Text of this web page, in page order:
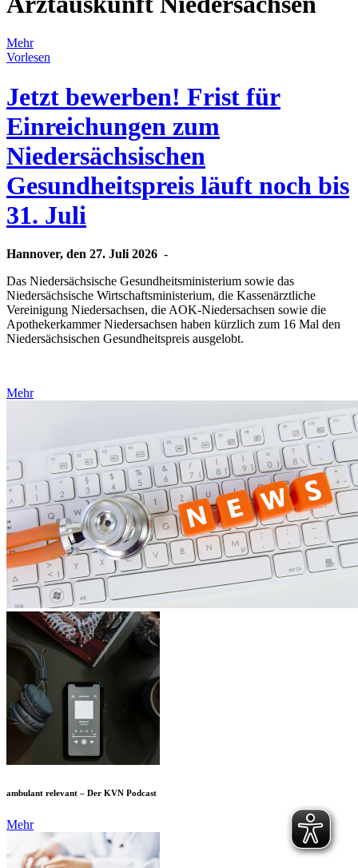
Mehr
Vorlesen
Jetzt bewerben! Frist für
Einreichungen zum
Niedersächsischen
Gesundheitspreis läuft noch bis
31. Juli
Hannover, den 27. Juli 2026 -
Das Niedersächsische Gesundheitsministerium sowie das
Niedersächsische Wirtschaftsministerium, die Kassenärztliche
Vereinigung Niedersachsen, die AOK-Niedersachsen sowie die
Apothekerkammer Niedersachsen haben kürzlich zum 16 Mal den
Niedersächsischen Gesundheitspreis ausgelobt.
Mehr
ambulant relevant – Der KVN Podcast
Mehr